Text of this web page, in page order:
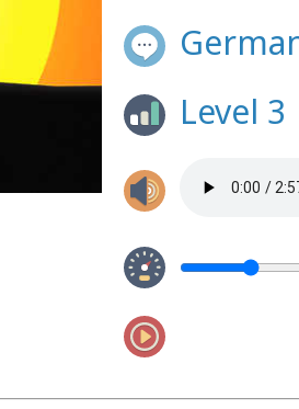
Level 3